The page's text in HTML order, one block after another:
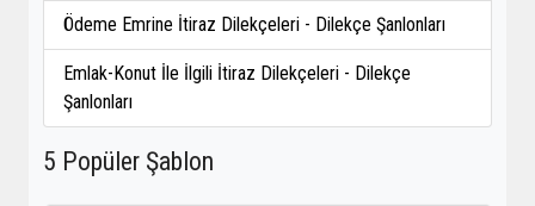
Ödeme Emrine İtiraz Dilekçeleri - Dilekçe Şanlonları
Emlak-Konut İle İlgili İtiraz Dilekçeleri - Dilekçe
Şanlonları
5 Popüler Şablon